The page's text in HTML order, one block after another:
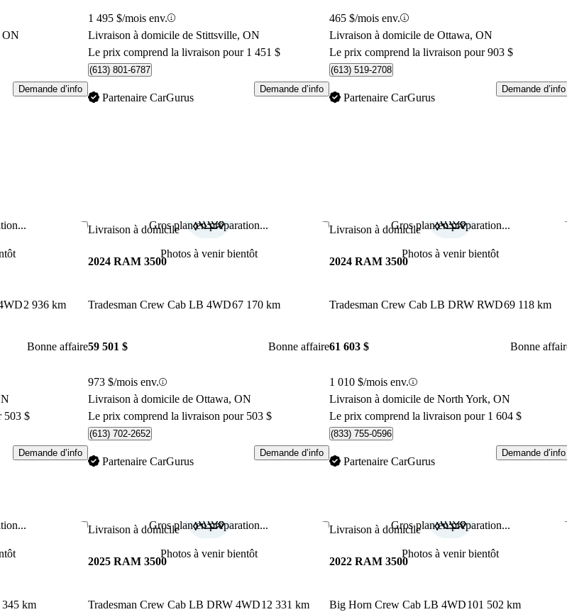
ON
Demande d’info
1 495 $/mois env.
Livraison à domicile de Stittsville, ON
Le prix comprend la livraison pour 1 451 $
(613) 801-6787
Partenaire CarGurus
Demande d’info
465 $/mois env.
Livraison à domicile de Ottawa, ON
Le prix comprend la livraison pour 903 $
(613) 519-2708
Partenaire CarGurus
Demande d’info
Enregistrer cette annonce
2 936 km
Bonne affaire
503 $
Demande d’info
Gros plan en préparation...
Photos à venir bientôt
Livraison à domicile Enregistrer cette annonce
2024 RAM 3500
Tradesman Crew Cab LB 4WD67 170 km
59 501 $ Bonne affaire
973 $/mois env.
Livraison à domicile de Ottawa, ON
Le prix comprend la livraison pour 503 $
(613) 702-2652
Partenaire CarGurus
Demande d’info
Gros plan en préparation...
Photos à venir bientôt
Livraison à domicile
2024 RAM 3500
Tradesman Crew Cab LB DRW RWD69 118 km
61 603 $ Bonne
1 010 $/mois env.
Livraison à domicile de North York, ON
Le prix comprend la livraison pour 1 604 $
(833) 755-0596
Partenaire CarGurus
Demande d’info
Enregistrer cette annonce
345 km
Gros plan en préparation...
Photos à venir bientôt
Livraison à domicile Enregistrer cette annonce
2025 RAM 3500
Tradesman Crew Cab LB DRW 4WD12 331 km
Gros plan en préparation...
Photos à venir bientôt
Livraison à domicile
2022 RAM 3500
Big Horn Crew Cab LB 4WD101 502 km